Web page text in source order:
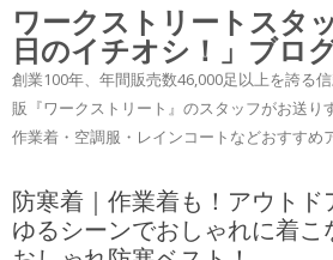
ワークストリートスタ
日のイチオシ！」ブロ
創業100年、年間販売数46,000足以上を誇る
販『ワークストリート』のスタッフがお送り
作業着・空調服・レインコートなどおすすめ
防寒着｜作業着も！アウトド
ゆるシーンでおしゃれに着